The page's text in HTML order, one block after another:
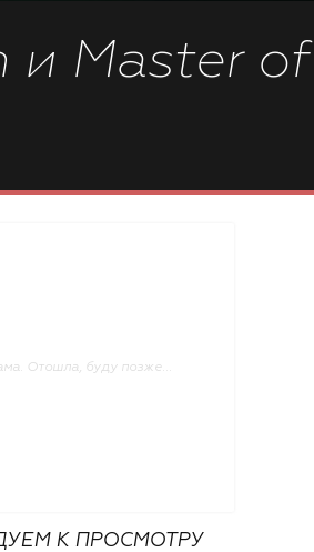
и Master of
К ПРОСМОТРУ